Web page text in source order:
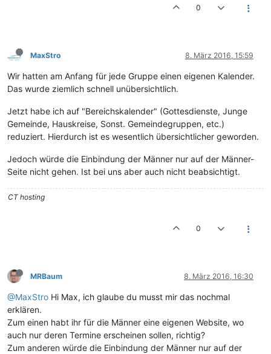
0
MaxStro 8. März 2016, 15:59
Wir hatten am Anfang für jede Gruppe einen eigenen Kalender.
Das wurde ziemlich schnell unübersichtlich.
Jetzt habe ich auf "Bereichskalender" (Gottesdienste, Junge
Gemeinde, Hauskreise, Sonst. Gemeindegruppen, etc.)
reduziert. Hierdurch ist es wesentlich übersichtlicher geworden.
Jedoch würde die Einbindung der Männer nur auf der Männer-
Seite nicht gehen. Ist bei uns aber auch nicht beabsichtigt.
CT hosting
0
MRBaum 8. März 2016, 16:30
@MaxStro Hi Max, ich glaube du musst mir das nochmal
erklären.
Zum einen habt ihr für die Männer eine eigenen Website, wo
auch nur deren Termine erscheinen sollen, richtig?
Zum anderen würde die Einbindung der Männer nur auf der